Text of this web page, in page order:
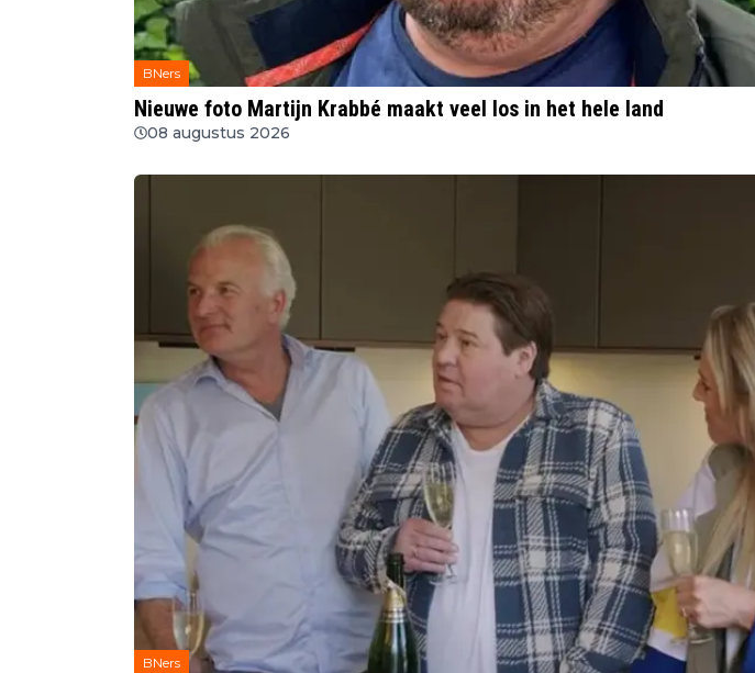
BNers
Nieuwe foto Martijn Krabbé maakt veel los in het hele land
08 augustus 2026
BNers